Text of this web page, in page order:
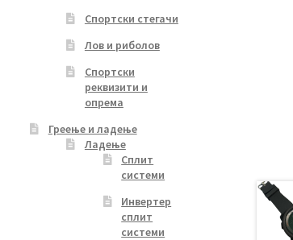
Спортски стегачи
Лов и риболов
Спортски
реквизити и
опрема
Греење и ладење
Ладење
Сплит
системи
Инвертер
сплит
системи